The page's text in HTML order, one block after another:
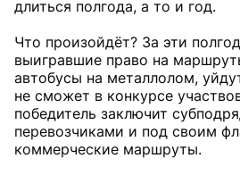
длиться полгода, а то и год.
Что произойдёт? За эти
выигравшие право на
автобусы на металлолом,
не сможет в конкурсе
победитель заключит
перевозчиками и под своим
коммерческие маршруты.